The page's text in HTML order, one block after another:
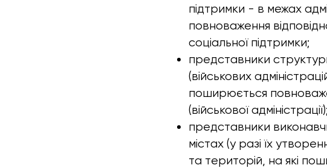
підтримки - в межах
повноваження
соціальної підтримки;
представники
(військових
поширюється
(військової адміністрації);
представники
містах (у разі їх
та територій, на які